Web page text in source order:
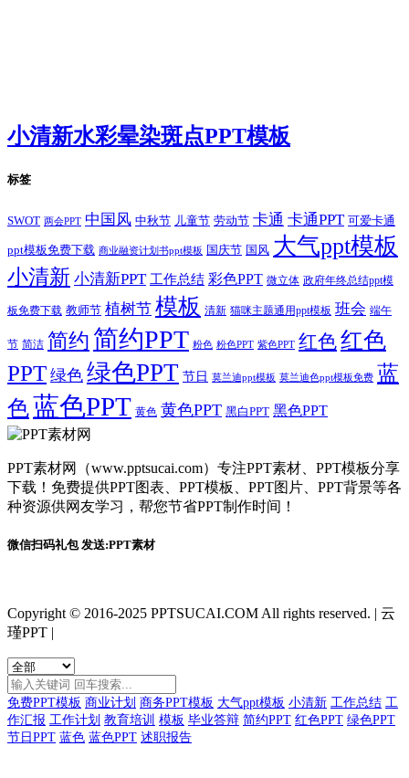
小清新水彩晕染斑点PPT模板
标签
SWOT 两会PPT 中国风 中秋节 儿童节 劳动节 卡通 卡通PPT 可爱卡通
ppt模板免费下载 商业融资计划书ppt模板 国庆节 国风 大气ppt模板
小清新 小清新PPT 工作总结 彩色PPT 微立体 政府年终总结ppt模
板免费下载 教师节 植树节 模板 清新 猫咪主题通用ppt模板 班会 端午
节 简洁 简约 简约PPT 粉色 粉色PPT 紫色PPT 红色红色
PPT 绿色 绿色PPT 节日 莫兰迪ppt模板 莫兰迪色ppt模板免费 蓝
色蓝色PPT 黄色 黄色PPT 黑白PPT 黑色PPT
PPT素材网（www.pptsucai.com）专注PPT素材、PPT模板分享
下载！免费提供PPT图表、PPT模板、PPT图片、PPT背景等各
种资源供网友学习，帮您节省PPT制作时间！
微信扫码礼包 发送:PPT素材
Copyright © 2016-2025 PPTSUCAI.COM All rights reserved. | 云
瑾PPT |
免费PPT模板 商业计划 商务PPT模板 大气ppt模板 小清新 工作总结 工
作汇报 工作计划 教育培训 模板 毕业答辩 简约PPT 红色PPT 绿色PPT
节日PPT 蓝色 蓝色PPT 述职报告